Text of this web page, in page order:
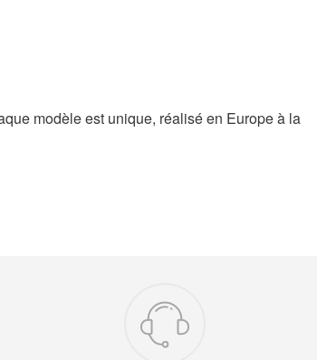
modèle est unique, réalisé en Europe à la